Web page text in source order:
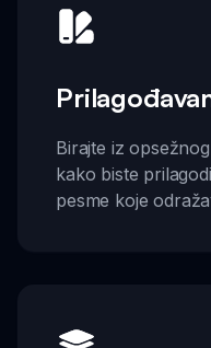
Birajte iz
kako biste
pesme koje